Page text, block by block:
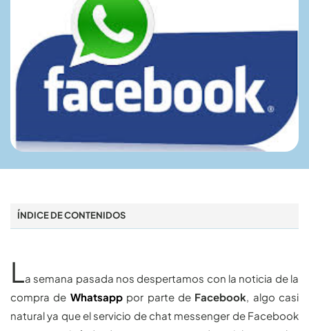
ÍNDICE DE CONTENIDOS
La semana pasada nos despertamos con la noticia de la
compra de Whatsapppor parte de Facebook, algo casi
natural ya que el servicio de chat messenger de Facebook